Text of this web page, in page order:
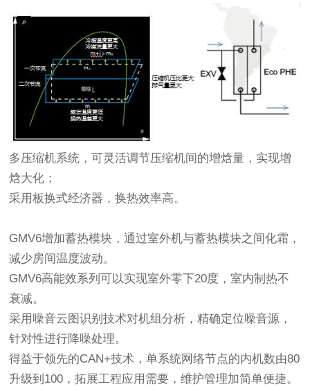
多压缩机系统，可灵活调节压缩机间的增焓量，实现增
焓大化；
采用板换式经济器，换热效率高。
GMV6增加蓄热模块，通过室外机与蓄热模块之间化霜，
减少房间温度波动。
GMV6高能效系列可以实现室外零下20度，室内制热不
衰减。
采用噪音云图识别技术对机组分析，精确定位噪音源，
针对性进行降噪处理。
得益于领先的CAN+技术，单系统网络节点的内机数由80
升级到100，拓展工程应用需要，维护管理加简单便捷。